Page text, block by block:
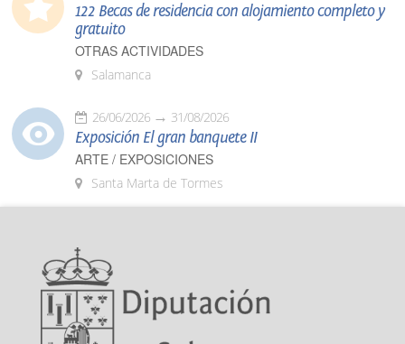
122 Becas de residencia con alojamiento completo y
gratuito
OTRAS ACTIVIDADES
Salamanca
26/06/2026 31/08/2026
Exposición El gran banquete II
ARTE / EXPOSICIONES
Santa Marta de Tormes